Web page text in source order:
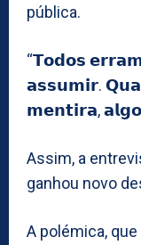
pública.
“𝗧𝗼𝗱𝗼𝘀
𝗮𝘀𝘀𝘂𝗺𝗶𝗿.
𝗺𝗲𝗻𝘁𝗶𝗿𝗮,
Assim, a
ganhou novo
A polémica,